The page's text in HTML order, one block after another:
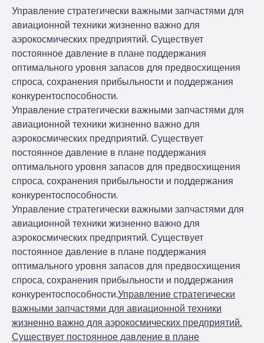
Управление стратегически важными запчастями для
авиационной техники жизненно важно для
аэрокосмических предприятий. Существует
постоянное давление в плане поддержания
оптимального уровня запасов для предвосхищения
спроса, сохранения прибыльности и поддержания
конкурентоспособности.
Управление стратегически важными запчастями для
авиационной техники жизненно важно для
аэрокосмических предприятий. Существует
постоянное давление в плане поддержания
оптимального уровня запасов для предвосхищения
спроса, сохранения прибыльности и поддержания
конкурентоспособности.
Управление стратегически важными запчастями для
авиационной техники жизненно важно для
аэрокосмических предприятий. Существует
постоянное давление в плане поддержания
оптимального уровня запасов для предвосхищения
спроса, сохранения прибыльности и поддержания
конкурентоспособности.Управление стратегически
важными запчастями для авиационной техники
жизненно важно для аэрокосмических предприятий.
Существует постоянное давление в плане